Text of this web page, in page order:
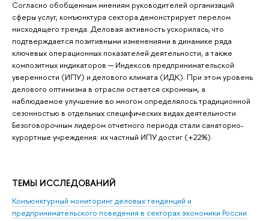
Согласно обобщенным мнениям руководителей организаций
сферы услуг, конъюнктура сектора демонстрирует перелом
нисходящего тренда. Деловая активность ускорилась, что
подтверждается позитивными изменениями в динамике ряда
ключевых операционных показателей деятельности, а также
композитных индикаторов ─ Индексов предпринимательской
уверенности (ИПУ) и делового климата (ИДК). При этом уровень
делового оптимизма в отрасли остается скромным, а
наблюдаемое улучшение во многом определялось традиционной
сезонностью в отдельных специфических видах деятельности.
Безоговорочным лидером отчетного периода стали санаторно-
курортные учреждения: их частный ИПУ достиг (+22%).
ТЕМЫ ИССЛЕДОВАНИЙ
Конъюнктурный мониторинг деловых тенденций и
предпринимательского поведения в секторах экономики России